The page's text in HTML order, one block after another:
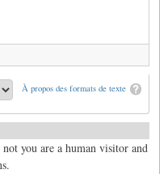
À propos des formats de texte
you are a human visitor and